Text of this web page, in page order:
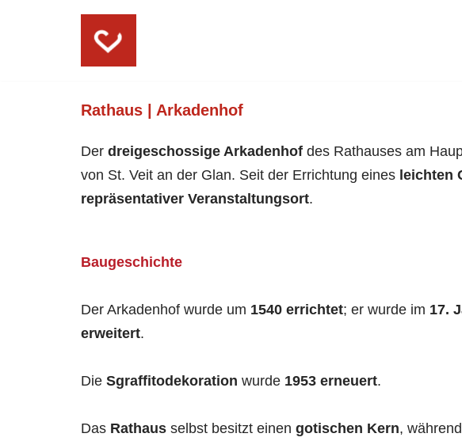
Rathaus | Arkadenhof
Der dreigeschossige Arkadenhof des Rathauses am
von St. Veit an der Glan. Seit der Errichtung eines leichten
repräsentativer Veranstaltungsort.
Baugeschichte
Der Arkadenhof wurde um 1540 errichtet; er wurde im 17.
erweitert.
Die Sgraffitodekoration wurde 1953 erneuert.
Das Rathaus selbst besitzt einen gotischen Kern,